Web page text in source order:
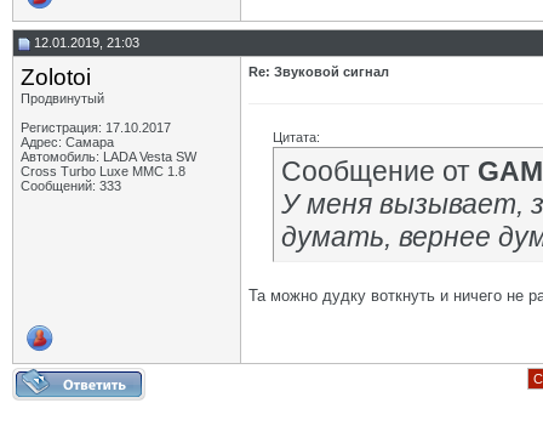
12.01.2019, 21:03
Zolotoi
Продвинутый
Регистрация: 17.10.2017
Адрес: Cамара
Автомобиль: LADA Vesta SW
Сross Turbo Luxe MMC 1.8
Сообщений: 333
Re: Звуковой сигнал
Цитата:
Сообщение от
У меня вызывает,
думать, вернее
Та можно дудку воткнуть и ничего не